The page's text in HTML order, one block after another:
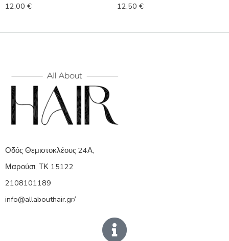
12,00 €
12,50 €
Οδός Θεμιστοκλέους 24Α,
Μαρούσι, ΤΚ 15122
2108101189
info@allabouthair.gr/